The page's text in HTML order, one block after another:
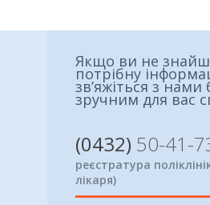
Якщо ви не
потрібну
зв’яжіться з
зручним для вас
(0432) 50-41-
реєстратура
лікаря)